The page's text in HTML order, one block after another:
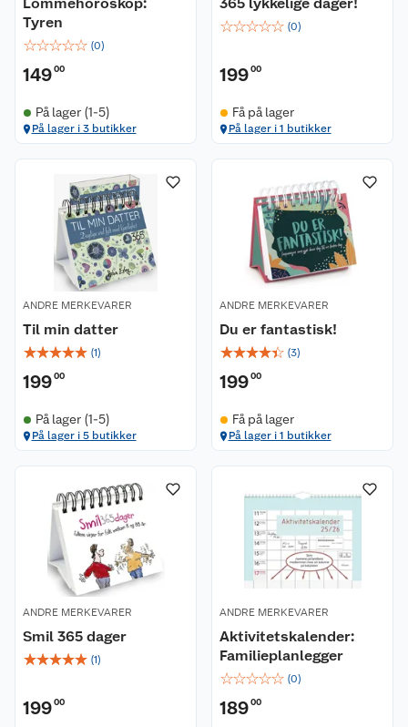
Tyren
☆☆☆☆☆ (0)
14900
På lager (1-5)
På lager i 3 butikker
☆☆☆☆☆ (0)
19900
Få på lager
På lager i 1 butikker
ANDRE MERKEVARER
Til min datter
☆☆☆☆☆ (1)
19900
På lager (1-5)
På lager i 5 butikker
ANDRE MERKEVARER
Du er fantastisk!
☆☆☆☆☆ (3)
19900
Få på lager
På lager i 1 butikker
ANDRE MERKEVARER
Smil 365 dager
☆☆☆☆☆ (1)
19900
ANDRE MERKEVARER
Aktivitetskalender:
Familieplanlegger
☆☆☆☆☆ (0)
18900